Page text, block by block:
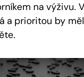
na výživu.
a prioritou by